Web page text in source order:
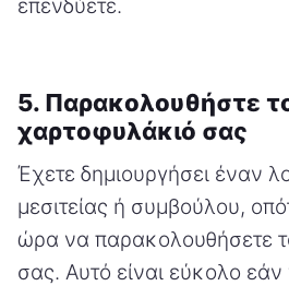
επενδύετε.
5. Παρακολουθήστε
χαρτοφυλάκιό σας
Έχετε δημιουργήσει έναν
μεσιτείας ή συμβούλου,
ώρα να παρακολουθήσετε
σας. Αυτό είναι εύκολο εάν